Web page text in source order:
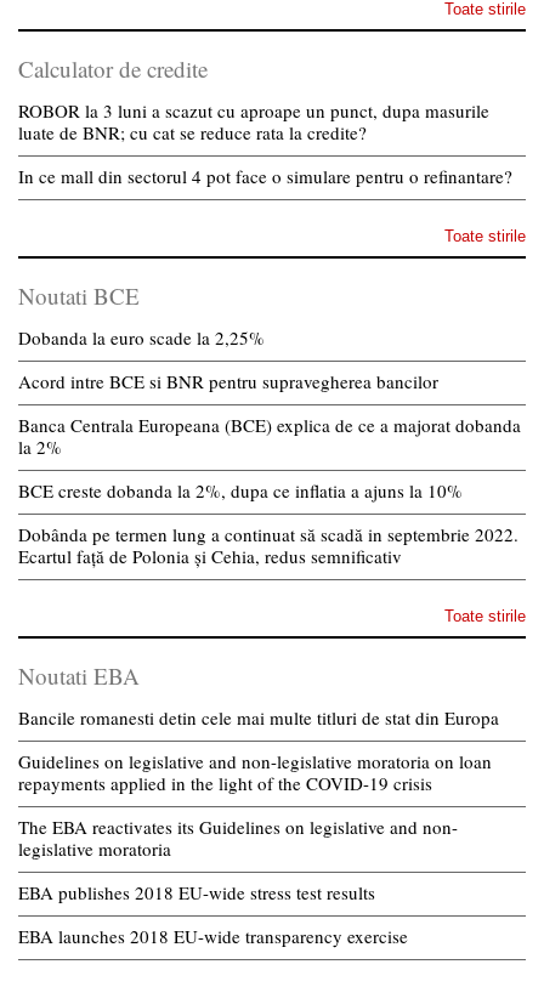
Toate stirile
Calculator de credite
ROBOR la 3 luni a scazut cu aproape un punct, dupa masurile
luate de BNR; cu cat se reduce rata la credite?
In ce mall din sectorul 4 pot face o simulare pentru o refinantare?
Toate stirile
Noutati BCE
Dobanda la euro scade la 2,25%
Acord intre BCE si BNR pentru supravegherea bancilor
Banca Centrala Europeana (BCE) explica de ce a majorat dobanda
la 2%
BCE creste dobanda la 2%, dupa ce inflatia a ajuns la 10%
Dobânda pe termen lung a continuat să scadă in septembrie 2022.
Ecartul față de Polonia și Cehia, redus semnificativ
Toate stirile
Noutati EBA
Bancile romanesti detin cele mai multe titluri de stat din Europa
Guidelines on legislative and non-legislative moratoria on loan
repayments applied in the light of the COVID-19 crisis
The EBA reactivates its Guidelines on legislative and non-
legislative moratoria
EBA publishes 2018 EU-wide stress test results
EBA launches 2018 EU-wide transparency exercise